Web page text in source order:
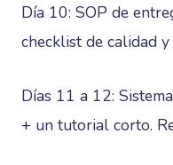
Día 10: SOP de
checklist de calidad
Días 11 a 12:
+ un tutorial corto.